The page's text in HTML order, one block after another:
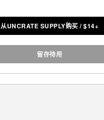
从UNCRATE SUPPLY购买 /$14+
留存待用